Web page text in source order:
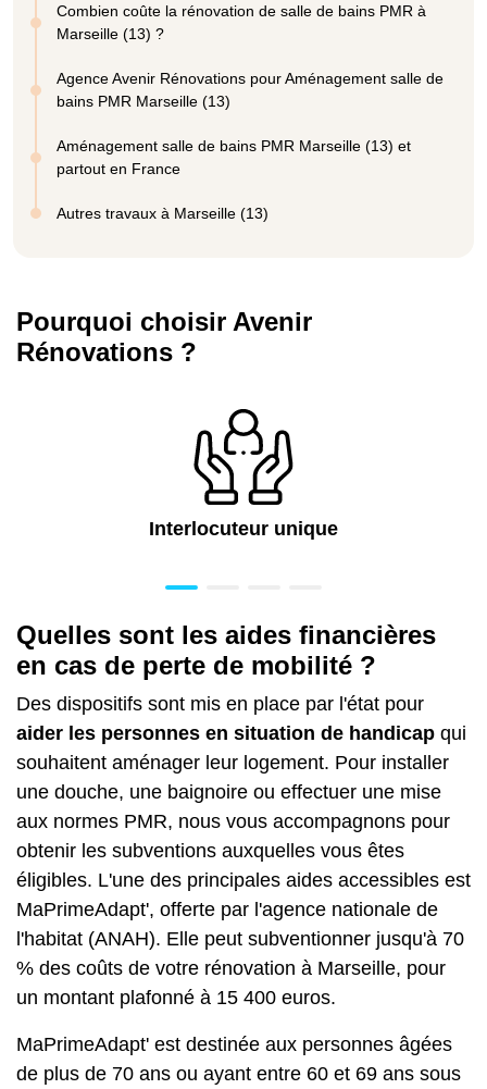
Combien coûte la rénovation de salle de bains PMR à
Marseille (13) ?
Agence Avenir Rénovations pour Aménagement salle de
bains PMR Marseille (13)
Aménagement salle de bains PMR Marseille (13) et
partout en France
Autres travaux à Marseille (13)
Pourquoi choisir Avenir
Rénovations ?
Interlocuteur unique
Quelles sont les aides financières
en cas de perte de mobilité ?
Des dispositifs sont mis en place par l'état pour
aider les personnes en situation de handicap qui
souhaitent aménager leur logement. Pour installer
une douche, une baignoire ou effectuer une mise
aux normes PMR, nous vous accompagnons pour
obtenir les subventions auxquelles vous êtes
éligibles. L'une des principales aides accessibles est
MaPrimeAdapt', offerte par l'agence nationale de
l'habitat (ANAH). Elle peut subventionner jusqu'à 70
% des coûts de votre rénovation à Marseille, pour
un montant plafonné à 15 400 euros.
MaPrimeAdapt' est destinée aux personnes âgées
de plus de 70 ans ou ayant entre 60 et 69 ans sous